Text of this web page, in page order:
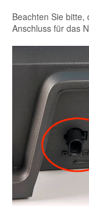
Beachten Sie
Anschluss für das